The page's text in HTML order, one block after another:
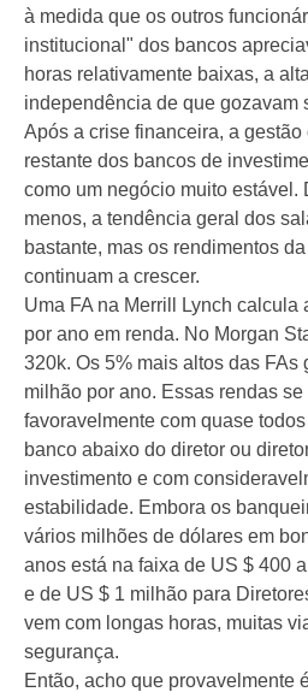
à medida que os outros
institucional" dos bancos
horas relativamente baixas, a
independência de que gozavam
Após a crise financeira, a
restante dos bancos de
como um negócio muito estável.
menos, a tendência geral dos
bastante, mas os rendimentos
continuam a crescer.
Uma FA na Merrill Lynch calcula
por ano em renda. No Morgan
320k. Os 5% mais altos das FAs
milhão por ano. Essas rendas
favoravelmente com quase
banco abaixo do diretor ou
investimento e com
estabilidade. Embora os
vários milhões de dólares em
anos está na faixa de US $ 400
e de US $ 1 milhão para
vem com longas horas, muitas
segurança.
Então, acho que provavelmente